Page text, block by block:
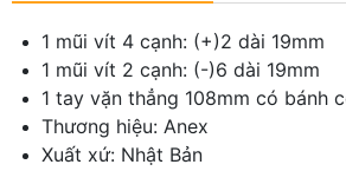
1 mũi vít 4 cạnh: (+)2 dài 19mm
1 mũi vít 2 cạnh: (-)6 dài 19mm
1 tay vặn thẳng 108mm có bánh
Thương hiệu: Anex
Xuất xứ: Nhật Bản